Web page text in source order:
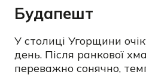
Будапешт
У столиці Угорщини
день. Після ранкової
переважно сонячно,